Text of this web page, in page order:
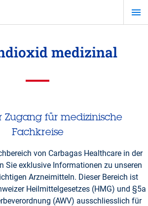
medizinal
Zugang für medizinische
Fachkreise
von Carbagas Healthcare in der
Sie exklusive Informationen zu unseren
Arzneimitteln. Dieser Bereich ist
Heilmittelgesetzes (HMG) und §5a
(AWV) ausschliesslich für